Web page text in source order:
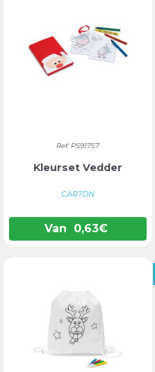
Ref: PS91757
Kleurset Vedder
CARTON
Van 0,63€